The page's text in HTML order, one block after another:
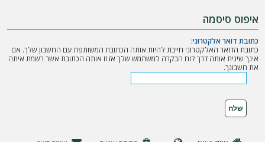
ר
ש
מ
ה
איפוס סיסמה
כתובת דואר אלקטרוני:
כתובת הדואר האלקטרוני חייבת להיות אותה הכתובת המשותפת עם החשבון שלך. אם
אינך שינית אותה דרך לוח הבקרה למשתמש שלך אז זו אותה הכתובת אשר רשמת איתה
את חשבונך.